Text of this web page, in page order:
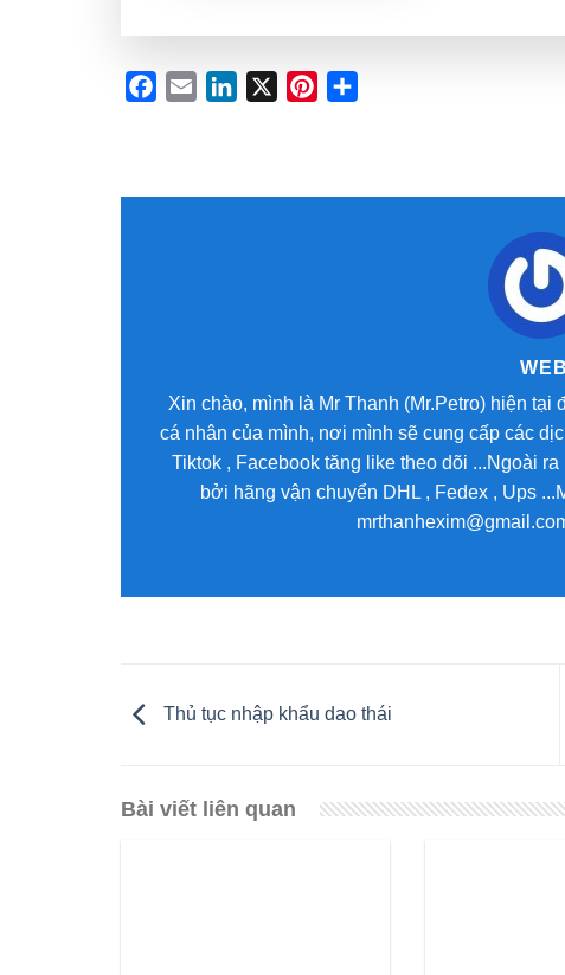
Facebook
Email LinkedIn Pinterest
Xin chào, mình là Mr Thanh (Mr.Petro) hiện
cá nhân của mình, nơi mình sẽ cung cấp các
Tiktok , Facebook tăng like theo dõi ...Ngoài
bởi hãng vận chuyển DHL , Fedex , Ups
Thủ tục nhập khẩu dao thái
Bài viết liên quan